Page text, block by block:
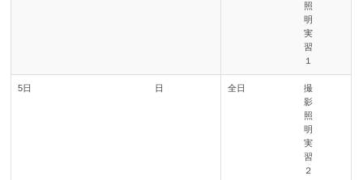
照
明
実
習
１
5日 日 全日
撮
影
照
明
実
習
２